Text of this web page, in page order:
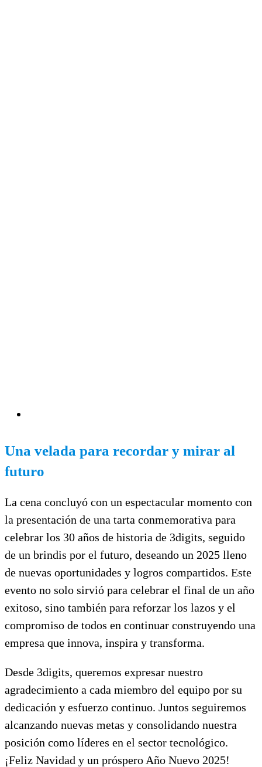
Una velada para recordar y mirar al
futuro
La cena concluyó con un espectacular momento con
la presentación de una tarta conmemorativa para
celebrar los 30 años de historia de 3digits, seguido
de un brindis por el futuro, deseando un 2025 lleno
de nuevas oportunidades y logros compartidos. Este
evento no solo sirvió para celebrar el final de un año
exitoso, sino también para reforzar los lazos y el
compromiso de todos en continuar construyendo una
empresa que innova, inspira y transforma.
Desde 3digits, queremos expresar nuestro
agradecimiento a cada miembro del equipo por su
dedicación y esfuerzo continuo. Juntos seguiremos
alcanzando nuevas metas y consolidando nuestra
posición como líderes en el sector tecnológico.
¡Feliz Navidad y un próspero Año Nuevo 2025!